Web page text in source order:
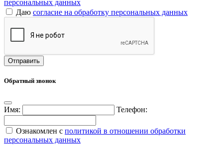
персональных данных
Даю согласие на обработку персональных данных
Обратный звонок
Имя: Телефон:
Ознакомлен с политикой в отношении обработки
персональных данных